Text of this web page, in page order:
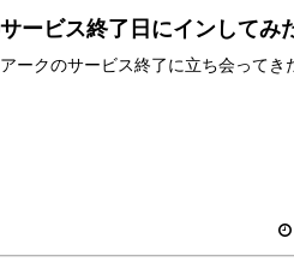
ービス終了日にインしてみ
ークのサービス終了に立ち会ってき